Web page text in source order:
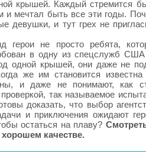
крышей. Каждый стремится
и мечтал быть все эти годы.
девушки, и тут грех не
герои не просто ребята,
в одну из спецслужб
одной крышей, они даже не
же им становится
и даже не понимают, как
так называемое
доказать, что выбор
и приключения ожидают
остаться на плаву?
качестве.